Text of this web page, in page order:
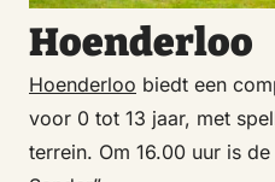
Hoenderloo
Hoenderloo biedt een
voor 0 tot 13 jaar, met
terrein. Om 16.00 uur is